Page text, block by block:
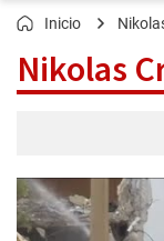
Inicio
Nikolas